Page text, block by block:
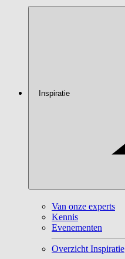
Inspiratie
Van onze experts
Kennis
Evenementen
Overzicht Inspiratie